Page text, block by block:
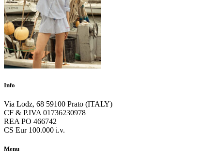
Info
Via Lodz, 68 59100 Prato (ITALY)
CF & P.IVA 01736230978
REA PO 466742
CS Eur 100.000 i.v.
Menu